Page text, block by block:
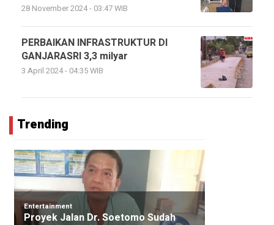
28 November 2024 - 03:47 WIB
PERBAIKAN INFRASTRUKTUR DI
GANJARASRI 3,3 milyar
3 April 2024 - 04:35 WIB
Trending